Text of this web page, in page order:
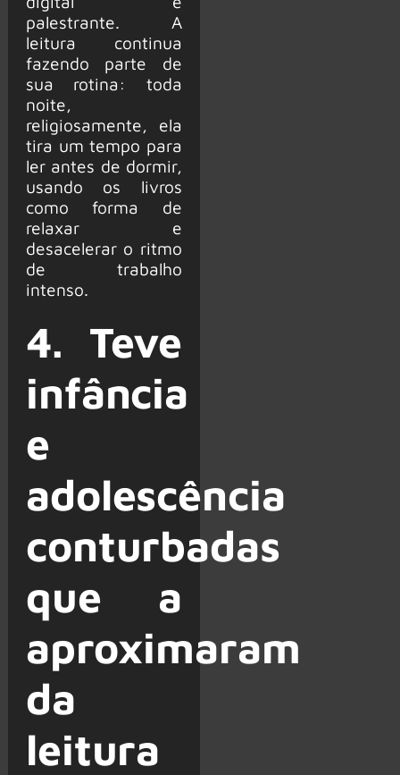
palestrante. A
leitura continua
fazendo parte de
sua rotina: toda
noite,
religiosamente, ela
tira um tempo para
ler antes de dormir,
usando os livros
como forma de
relaxar e
desacelerar o ritmo
de trabalho
intenso.
4. Teve
infância
e
adolescência
conturbadas
que a
aproximaram
da
leitura